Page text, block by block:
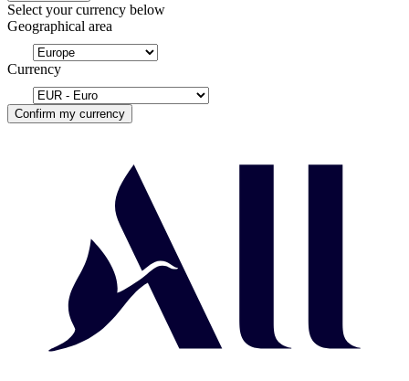
Select your currency below
Geographical area
Currency
Confirm my currency